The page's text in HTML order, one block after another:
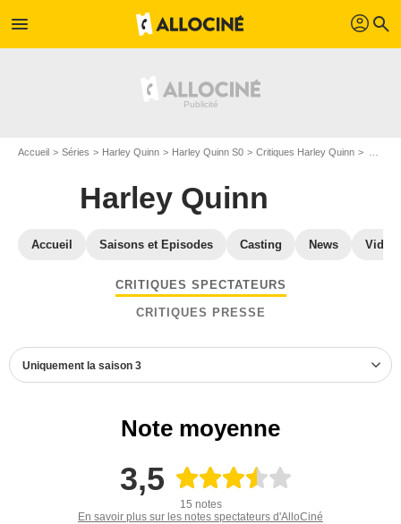
menu profil search
Accueil Séries Harley Quinn Harley Quinn S0 Critiques Harley Quinn
Harley Quinn
Accueil Saisons et Episodes Casting News
CRITIQUES SPECTATEURS
CRITIQUES PRESSE
Uniquement la saison 3
Note moyenne
3,5
15 notes
En savoir plus sur les notes spectateurs d'AlloCiné